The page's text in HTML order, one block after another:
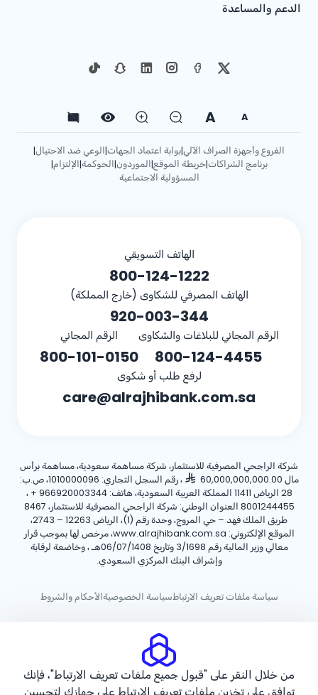
الدعم والمساعدة
A
A
الفروع وأجهزة الصراف الآلي|بوابة اعتماد الجهات|الوعي ضد الاحتيال|
برنامج الشراكات|خريطة الموقع|الموردون|الحوكمة|الإلتزام|
المسؤولية الاجتماعية
الهاتف التسويقي
800-124-1222
الهاتف المصرفي للشكاوى (خارج المملكة)
920-003-344
الرقم المجاني للبلاغات والشكاوى
800-124-4455
الرقم المجاني
800-101-0150
لرفع طلب أو شكوى
care@alrajhibank.com.sa
شركة الراجحي المصرفية للاستثمار، شركة مساهمة سعودية، مساهمة برأس
مال 60,000,000,000.00
، رقم السجل التجاري: 1010000096، ص.ب:
28 الرياض 11411 المملكة العربية السعودية، هاتف:
+ 966920003344 ،
8001244455 العنوان الوطني: شركة الراجحي المصرفية للاستثمار، 8467
طريق الملك فهد – حي المروج، وحدة رقم (1)، الرياض 12263 – 2743،
الموقع الإلكتروني: www.alrajhibank.com.sa، مرخص لها بموجب قرار
معالي وزير المالية رقم 3/1698 وتاريخ 06/07/1408هـ ، وخاضعة لرقابة
وإشراف البنك المركزي السعودي.
سياسة ملفات تعريف الارتباطسياسة الخصوصيةالأحكام والشروط
من خلال النقر على "قبول جميع ملفات تعريف الارتباط"، فإنك